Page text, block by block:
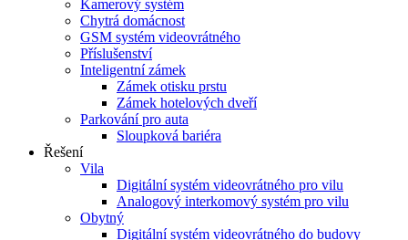
Kamerový systém
Chytrá domácnost
GSM systém videovrátného
Příslušenství
Inteligentní zámek
Zámek otisku prstu
Zámek hotelových dveří
Parkování pro auta
Sloupková bariéra
Řešení
Vila
Digitální systém videovrátného pro vilu
Analogový interkomový systém pro vilu
Obytný
Digitální systém videovrátného do budovy